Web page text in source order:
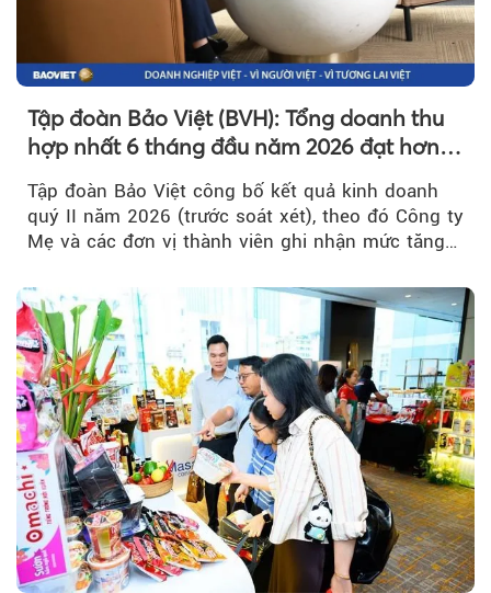
Tập đoàn Bảo Việt (BVH): Tổng doanh thu
hợp nhất 6 tháng đầu năm 2026 đạt hơn
32.000 tỷ đồng, tăng trưởng 9,2%
Tập đoàn Bảo Việt công bố kết quả kinh doanh
quý II năm 2026 (trước soát xét), theo đó Công ty
Mẹ và các đơn vị thành viên ghi nhận mức tăng